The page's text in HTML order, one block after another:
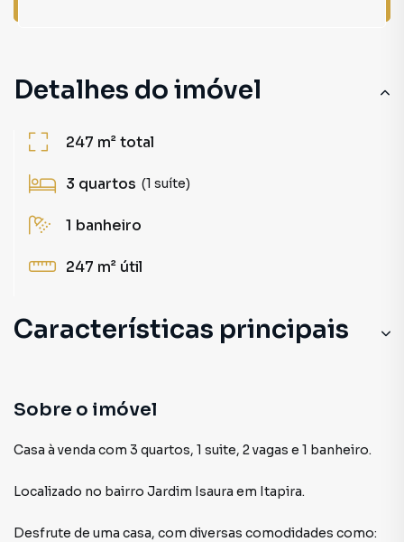
Detalhes do imóvel
247 m²total
3 quartos (1 suíte)
1 banheiro
247 m² útil
Características principais
Sobre o imóvel
Casa à venda com 3 quartos, 1 suite, 2 vagas e 1 banheiro.
Localizado no bairro Jardim Isaura em Itapira.
Desfrute de uma casa, com diversas comodidades como: